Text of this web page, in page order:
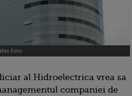
Foto
al Hidroelectrica vrea sa
companiei de